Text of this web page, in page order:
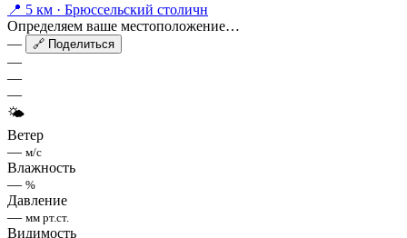
📍 5 км · Брюссельский столичн
Определяем ваше местоположение…
—
🔗 Поделиться
—
—
—
🌤
Ветер
— м/с
Влажность
— %
Давление
— мм рт.ст.
Видимость